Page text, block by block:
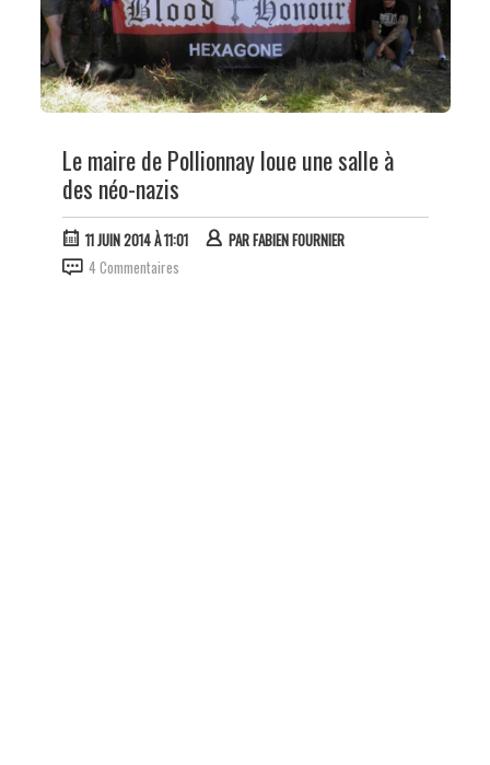
Le maire de Pollionnay loue une salle à
des néo-nazis
11 JUIN 2014 À 11:01 PARFABIEN FOURNIER
4 Commentaires